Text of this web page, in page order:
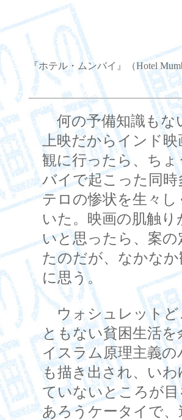
『ホテル・ムンバイ』（Hotel
何の予備知識もな
上映だからインド
観に行ったら、ち
バイで起こった同
テロの惨状を生々
いた。映画の肌触
いと思ったら、案
たのだが、なかな
に思う。
ウォシュレットど
ともない貧困生活
イスラム原理主義
も描き出され、い
ていないところが
あろうケータイで